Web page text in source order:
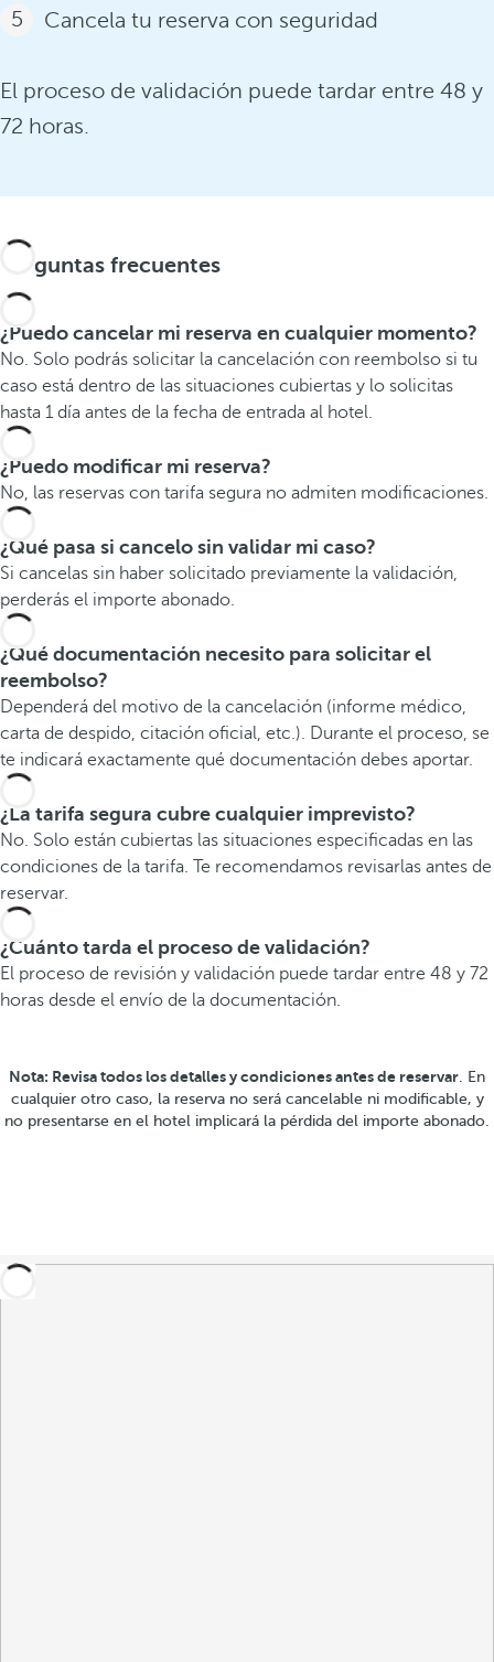
Cancela tu reserva con seguridad
El proceso de validación puede tardar entre 48 y
72 horas.
Preguntas frecuentes
¿Puedo cancelar mi reserva en cualquier momento?
No. Solo podrás solicitar la cancelación con reembolso si tu
caso está dentro de las situaciones cubiertas y lo solicitas
hasta 1 día antes de la fecha de entrada al hotel.
¿Puedo modificar mi reserva?
No, las reservas con tarifa segura no admiten modificaciones.
¿Qué pasa si cancelo sin validar mi caso?
Si cancelas sin haber solicitado previamente la validación,
perderás el importe abonado.
¿Qué documentación necesito para solicitar el
reembolso?
Dependerá del motivo de la cancelación (informe médico,
carta de despido, citación oficial, etc.). Durante el proceso, se
te indicará exactamente qué documentación debes aportar.
¿La tarifa segura cubre cualquier imprevisto?
No. Solo están cubiertas las situaciones especificadas en las
condiciones de la tarifa. Te recomendamos revisarlas antes de
reservar.
¿Cuánto tarda el proceso de validación?
El proceso de revisión y validación puede tardar entre 48 y 72
horas desde el envío de la documentación.
Nota: Revisa todos los detalles y condiciones antes de reservar. En
cualquier otro caso, la reserva no será cancelable ni modificable, y
no presentarse en el hotel implicará la pérdida del importe abonado.